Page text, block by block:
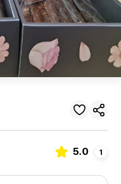
5.0 1